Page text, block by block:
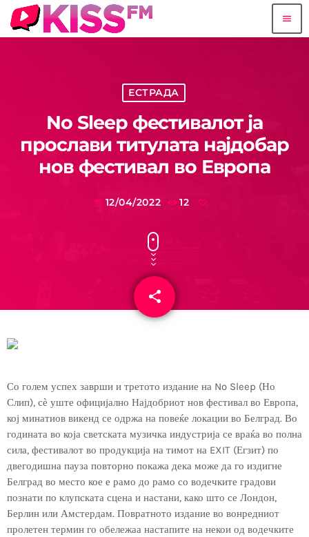
menu
ЕСТРАДА
No Sleep фестивалот ја
прослави титулата најдобар
нов фестивал во Европа
today 12/04/2022 12
share
email
Со голем успех заврши и третото издание на No Sleep (Но
Слип), сѐ уште официјално Најдобриот нов фестивал во Европа,
кој минатиов викенд се одржа на повеќе локации во Белград. Во
годината во која светската музичка индустрија се враќа во полна
сила, фестивалот во продукција на тимот на EXIT (Егзит) по
двегодишна пауза повторно покажа дека може да го издигне
Белград во место кое е рамо до рамо со водечките градови
познати по клупската сцена и настани, како што се Лондон,
Берлин или Амстердам. Повратното издание во вонредниот
пролетен термин го обележаа настапите на некои од водечките